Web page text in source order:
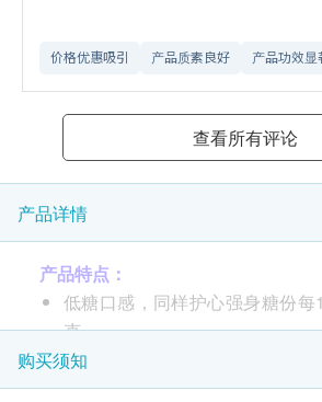
价格优惠吸引 产品质素良好 产品功效显
查看所有评论
产品详情
产品特点：
低糖口感，同样护心强身糖份每
克
特有护心组合
11种* 护心营养组合，奥米加
购买须知